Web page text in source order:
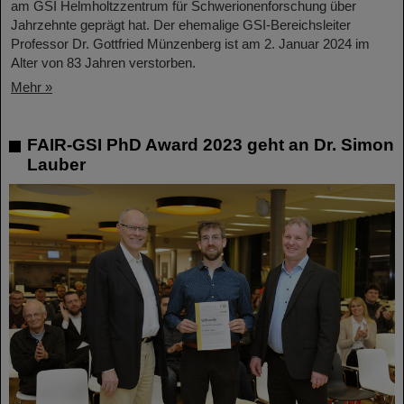
am GSI Helmholtzzentrum für Schwerionenforschung über
Jahrzehnte geprägt hat. Der ehemalige GSI-Bereichsleiter
Professor Dr. Gottfried Münzenberg ist am 2. Januar 2024 im
Alter von 83 Jahren verstorben.
Mehr »
FAIR-GSI PhD Award 2023 geht an Dr. Simon
Lauber